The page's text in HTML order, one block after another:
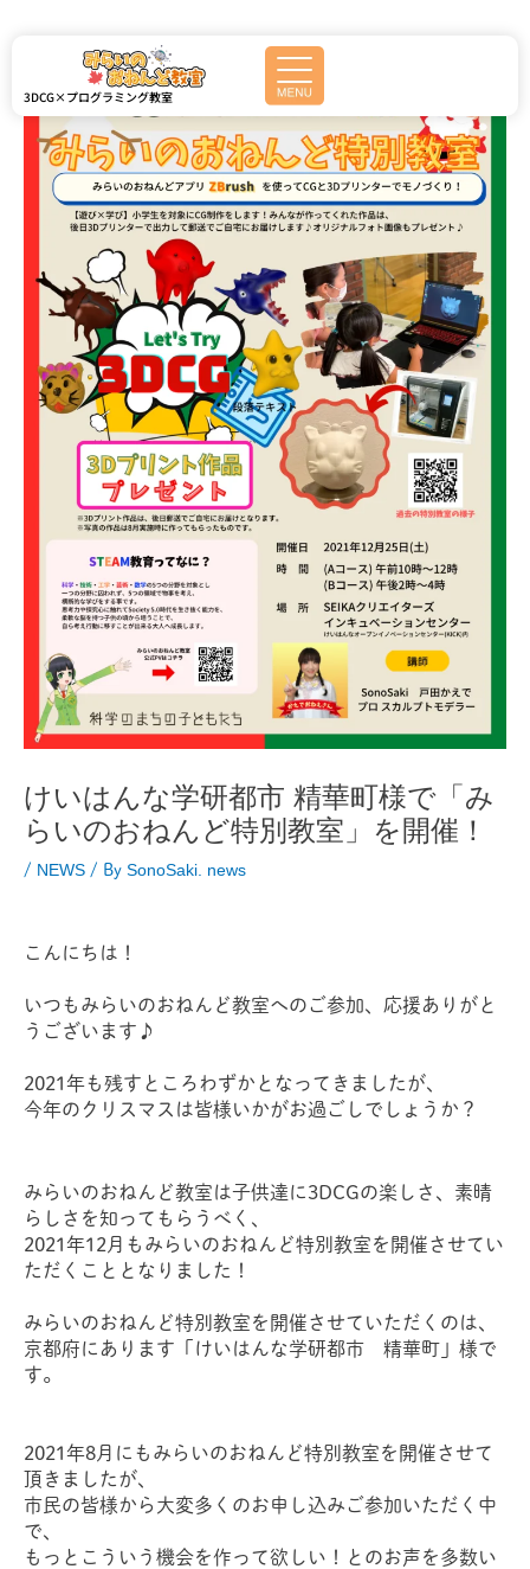
3DCG×プログラミング教室
けいはんな学研都市 精華町様で「み
らいのおねんど特別教室」を開催！
/ NEWS / By SonoSaki. news
こんにちは！
いつもみらいのおねんど教室へのご参加、応援ありがと
うございます♪
2021年も残すところわずかとなってきましたが、
今年のクリスマスは皆様いかがお過ごしでしょうか？
みらいのおねんど教室は子供達に3DCGの楽しさ、素晴
らしさを知ってもらうべく、
2021年12月もみらいのおねんど特別教室を開催させてい
ただくこととなりました！
みらいのおねんど特別教室を開催させていただくのは、
京都府にあります「けいはんな学研都市 精華町」様で
す。
2021年8月にもみらいのおねんど特別教室を開催させて
頂きましたが、
市民の皆様から大変多くのお申し込みご参加いただく中
で、
もっとこういう機会を作って欲しい！とのお声を多数い